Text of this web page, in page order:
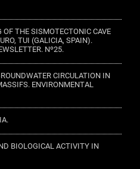
THE SISMOTECTONIC CAVE
TUI (GALICIA, SPAIN).
Nº25.
CIRCULATION IN
ENVIRONMENTAL
BIOLOGICAL ACTIVITY IN